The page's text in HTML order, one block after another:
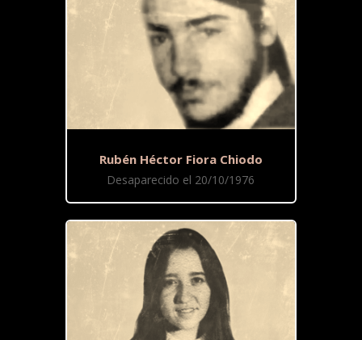
Rubén Héctor Fiora Chiodo
Desaparecido el 20/10/1976